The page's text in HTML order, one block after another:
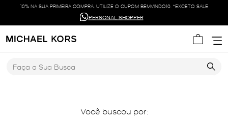
10% NA SUA PRIMEIRA COMPRA. UTILIZE O CUPOM BEMVINDO10. *EXCETO SALE
PERSONAL SHOPPER
Você buscou por: